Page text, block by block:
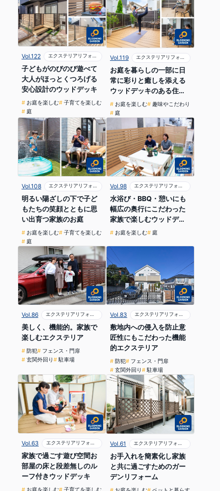
Vol.122 エクステリアリフォーム
子どもがのびのび遊べて
大人がほっとくつろげる
安心設計のウッドデッキ
お庭を楽しむ
子育てを楽しむ
庭
Vol.119 エクステリアリフォーム
お庭を暮らしの一部に日
常に彩りと癒しを添える
ウッドデッキのある住ま
いお庭を楽しむ
趣味やこだわり
庭
Vol.108 エクステリアリフォーム
明るい陽ざしの下で子ど
もたちの笑顔とともに思
い出育つ家族のお庭
お庭を楽しむ
子育てを楽しむ
庭
Vol.98 エクステリアリフォーム
水浴び・BBQ・憩いにも
幅広の奥行にこだわった
家族で楽しむウッドデッ
キお庭を楽しむ 庭
Vol.86 エクステリアリフォーム
美しく、機能的。家族で
楽しむエクステリア
防犯
フェンス・門扉
玄関外回り
駐車場
Vol.83 エクステリアリフォーム
敷地内への侵入を防止意
匠性にもこだわった機能
的エクステリア
防犯
フェンス・門扉
玄関外回り
駐車場
Vol.63 エクステリアリフォーム
家族で過ごす遊び空間お
部屋の床と段差無しのル
ーフ付きウッドデッキ
Vol.61 エクステリアリフォーム
お手入れを簡素化し家族
と共に過ごすためのガー
デンリフォーム